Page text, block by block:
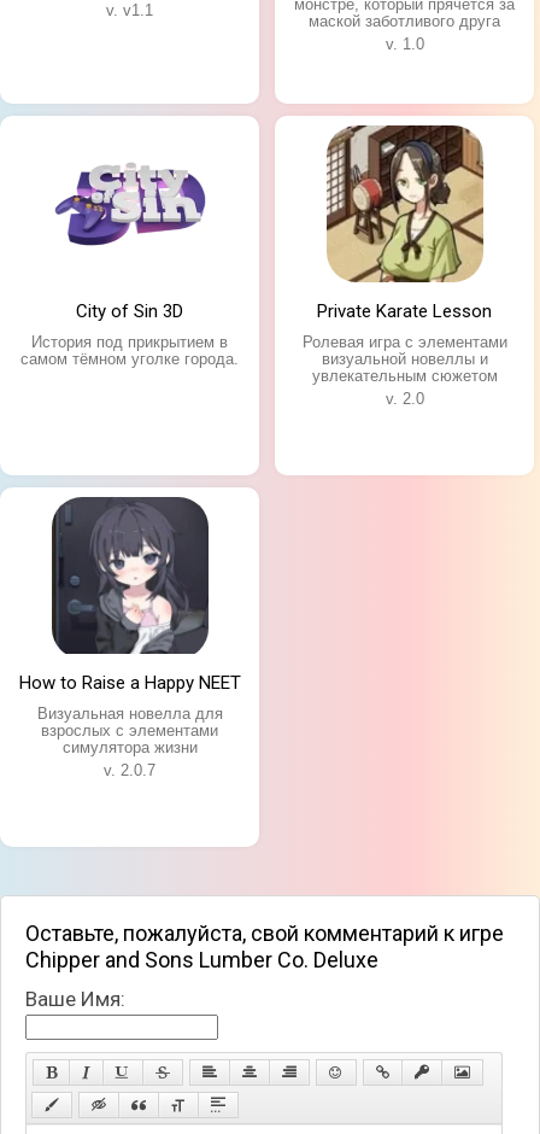
v. v1.1
монстре, который прячется за
маской заботливого друга
v. 1.0
City of Sin 3D
История под прикрытием в
самом тёмном уголке города.
Private Karate Lesson
Ролевая игра с элементами
визуальной новеллы и
увлекательным сюжетом
v. 2.0
How to Raise a Happy NEET
Визуальная новелла для
взрослых с элементами
симулятора жизни
v. 2.0.7
Оставьте, пожалуйста, свой комментарий к игре
Chipper and Sons Lumber Co. Deluxe
Ваше Имя: